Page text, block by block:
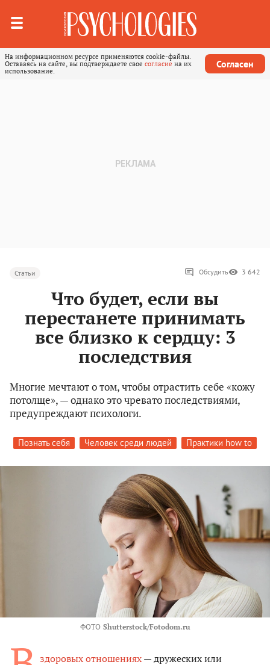
На информационном ресурсе применяются cookie-файлы.
Оставаясь на сайте, вы подтверждаете свое согласие на их
использование.
Согласен
Статьи Обсудить 3 642
Что будет, если вы
перестанете принимать
все близко к сердцу: 3
последствия
Многие мечтают о том, чтобы отрастить себе «кожу
потолще», — однако это чревато последствиями,
предупреждают психологи.
Познать себя Человек среди людей Практики how to
ФОТО Shutterstock/Fotodom.ru
здоровых отношениях— дружеских или